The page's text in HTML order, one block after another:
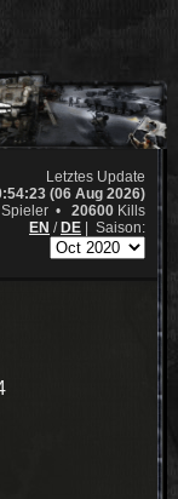
Letztes Update
(06 Aug 2026)
Spieler • 20600 Kills
EN / DE Saison: